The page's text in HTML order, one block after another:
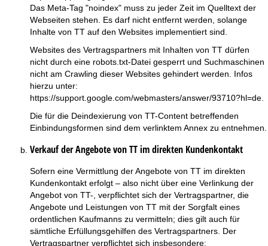
Das Meta-Tag "noindex" muss zu jeder Zeit im Quelltext der
Webseiten stehen. Es darf nicht entfernt werden, solange
Inhalte von TT auf den Websites implementiert sind.
Websites des Vertragspartners mit Inhalten von TT dürfen
nicht durch eine robots.txt-Datei gesperrt und Suchmaschinen
nicht am Crawling dieser Websites gehindert werden. Infos
hierzu unter:
https://support.google.com/webmasters/answer/93710?hl=de
Die für die Deindexierung von TT-Content betreffenden
Einbindungsformen sind dem verlinktem Annex zu entnehmen.
Verkauf der Angebote von TT im direkten Kundenkontakt
Sofern eine Vermittlung der Angebote von TT im direkten
Kundenkontakt erfolgt – also nicht über eine Verlinkung der
Angebot von TT-, verpflichtet sich der Vertragspartner, die
Angebote und Leistungen von TT mit der Sorgfalt eines
ordentlichen Kaufmanns zu vermitteln; dies gilt auch für
sämtliche Erfüllungsgehilfen des Vertragspartners. Der
Vertragspartner verpflichtet sich insbesondere: